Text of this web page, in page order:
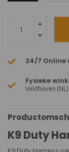
24/7 Online
Fysieke
Veldhoven (NL)
K9 Duty